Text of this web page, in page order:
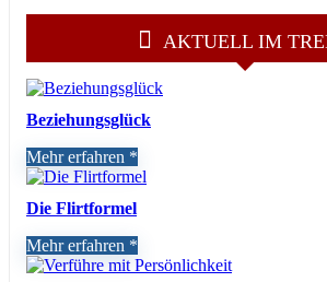
AKTUELL IM
Beziehungsglück
Mehr erfahren
Die Flirtformel
Mehr erfahren